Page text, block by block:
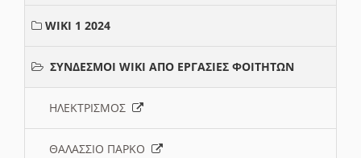
WIKI 1 2024
ΣΥΝΔΕΣΜΟΙ WIKI ΑΠΟ ΕΡΓΑΣΙΕΣ ΦΟΙΤΗΤΩΝ
ΗΛΕΚΤΡΙΣΜΟΣ
ΘΑΛΑΣΣΙΟ ΠΑΡΚΟ